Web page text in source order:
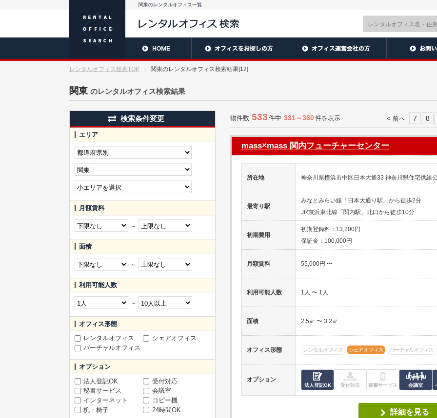
関東のレンタルオフィス一覧
レンタルオフィス検索TOP 関東のレンタルオフィス検索結果[12]
関東 のレンタルオフィス検索結果
検索条件変更
エリア
月額賃料
～
面積
～
利用可能人数
～
オフィス形態
レンタルオフィス
シェアオフィス
バーチャルオフィス
オプション
法人登記OK
受付対応
秘書サービス
会議室
インターネット
コピー機
机・椅子
24時間OK
物件数 533 件中 331～360件を表示 < 前へ 7 8
mass×mass 関内フューチャーセンター
所在地 神奈川県横浜市中区日本大通33 神奈川県住宅供給
最寄り駅
みなとみらい線「日本大通り駅」から徒歩2分
JR京浜東北線「関内駅」北口から徒歩10分
初期費用
初期登録料：13,200円
保証金：100,000円
月額賃料 55,000円 〜
利用可能人数 1人 〜 1人
面積 2.5㎡ 〜 3.2㎡
オフィス形態 レンタルオフィス シェアオフィス バーチャルオフィス
オプション
法人登記OK 受付対応 秘書サービス 会議室
詳細を見る